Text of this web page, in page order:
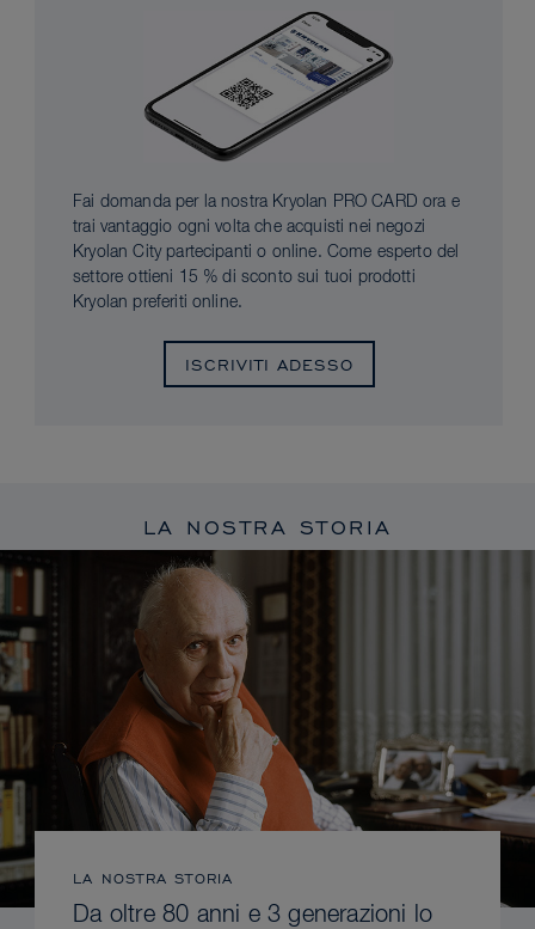
Fai domanda per la nostra Kryolan PRO CARD ora e
trai vantaggio ogni volta che acquisti nei negozi
Kryolan City partecipanti o online. Come esperto del
settore ottieni 15 % di sconto sui tuoi prodotti
Kryolan preferiti online.
ISCRIVITI ADESSO
LA NOSTRA STORIA
LA NOSTRA STORIA
Da oltre 80 anni e 3 generazioni lo